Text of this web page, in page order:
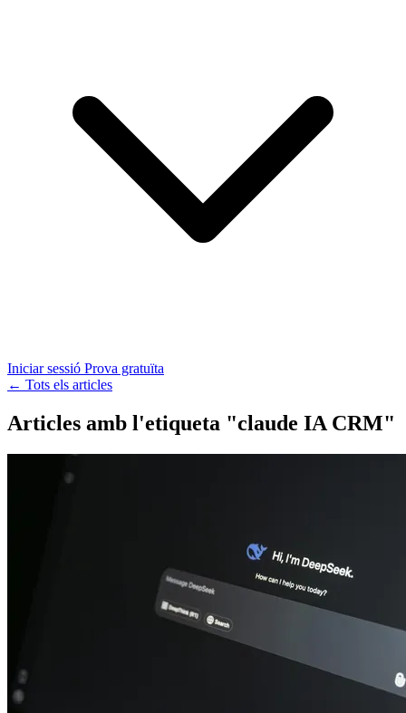
Iniciar sessió Prova gratuïta
← Tots els articles
Articles amb l'etiqueta "claude IA CRM"